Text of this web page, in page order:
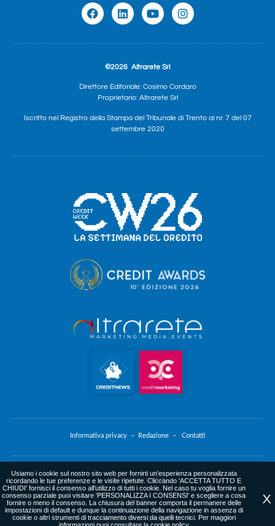
©2026 Altrarete Srl
Direttore Editoriale: Cosimo Cordaro
Proprietario: Altrarete Srl
Iscritto nel Registro della Stampa del Tribunale di Trento al nr. 7 del 07
settembre 2020
Informativa privacy – Redazione – Contatti
Informativa cookie
web agency: altrarete.com
X
Usiamo i cookie sul nostro sito web per fornirti un'esperienza personalizzata
ricordando le tue preferenze e le visite ripetute. Cliccando 'ACCETTA TUTTO E
CHIUDI' fornisci il consenso all'utilizzo di tutti i cookie. Nel caso tu voglia fornire un
consenso parziale puoi visitare 'PERSONALIZZA I CONSENSI' e scegliere a cosa
fornire o meno il consenso. La chiusura del banner comporta il permanere delle
impostazioni di default e dunque la continuazione della navigazione in assenza di
cookie o altri strumenti di tracciamento diversi da quelli tecnici. Per maggiori